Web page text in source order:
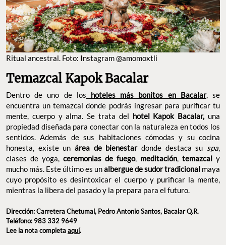
Ritual ancestral. Foto: Instagram @amomoxtli
Temazcal Kapok Bacalar
​​Dentro de uno de los hoteles más bonitos en Bacalar, se
encuentra un temazcal donde podrás ingresar para purificar tu
mente, cuerpo y alma. Se trata del hotel Kapok Bacalar, una
propiedad diseñada para conectar con la naturaleza en todos los
sentidos. Además de sus habitaciones cómodas y su cocina
honesta, existe un área de bienestardonde destaca su spa,
clases de yoga, ceremonias de fuego, meditación, temazcal y
mucho más. Este último es unalbergue de sudor tradicional maya
cuyo propósito es desintoxicar el cuerpo y purificar la mente,
mientras la libera del pasado y la prepara para el futuro.
Dirección: Carretera Chetumal, Pedro Antonio Santos, Bacalar Q.R.
Teléfono: 983 332 9649
Lee la nota completaaquí.